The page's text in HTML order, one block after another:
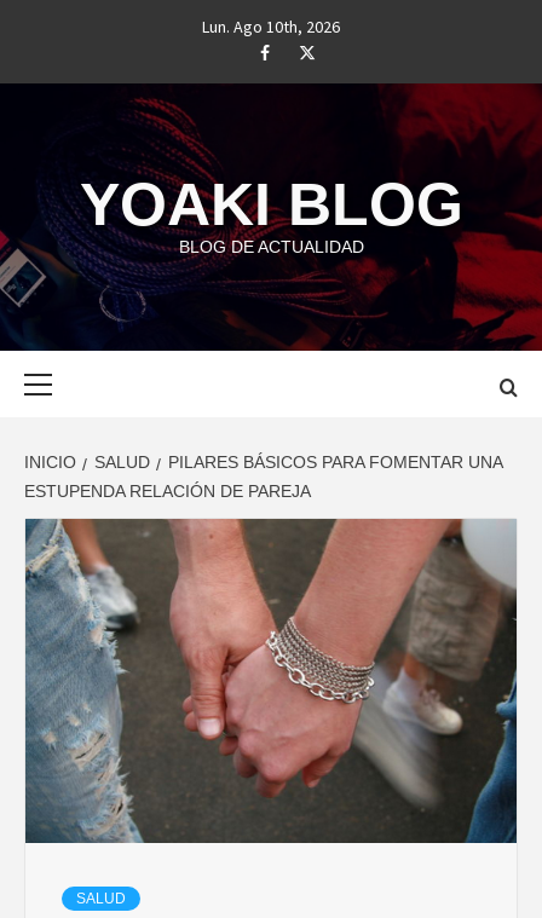
Lun. Ago 10th, 2026
#
#
YOAKI BLOG
BLOG DE ACTUALIDAD
INICIO SALUD
PILARES BÁSICOS PARA FOMENTAR UNA
ESTUPENDA RELACIÓN DE PAREJA
SALUD